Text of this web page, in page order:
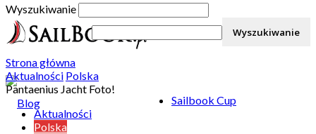
Wyszukiwanie
Sailbook Cup
Strona główna
Aktualności Polska
Pantaenius Jacht Foto!
Aktualności
Polska